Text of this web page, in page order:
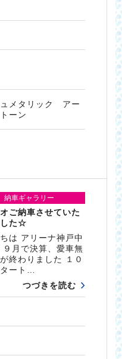
メタリック アー
ーン
納車ギャラリー
ご納車させていた
した☆
は アリーナ神戸中
９月で決算、愛車無
終わりました １０
ート…
つづきを読む